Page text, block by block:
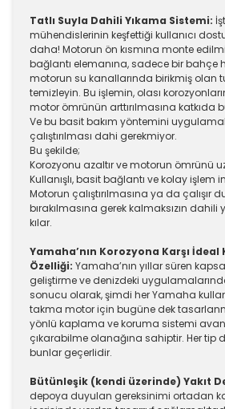
Tatlı Suyla Dahili Yıkama Sistemi:
mühendislerinin keşfettiği kullanıcı
daha! Motorun ön kısmına monte
bağlantı elemanına, sadece bir bahçe
motorun su kanallarında birikmiş olan
temizleyin. Bu işlemin, olası
motor ömrünün arttırılmasına katkıda
Ve bu basit bakım yöntemini
çalıştırılması dahi gerekmiyor.
Bu şekilde;
Korozyonu azaltır ve motorun ömrünü
Kullanışlı, basit bağlantı ve kolay işlem
Motorun çalıştırılmasına ya da çalışır
bırakılmasına gerek kalmaksızın dahili
kılar.
Yamaha’nın Korozyona Karşı İdeal
Özelliği: Yamaha’nın yıllar süren
geliştirme ve denizdeki
sonucu olarak, şimdi her Yamaha
takma motor için bugüne dek
yönlü kaplama ve koruma sistemi
çıkarabilme olanağına sahiptir. Her tip
bunlar geçerlidir.
Bütünleşik (kendi üzerinde) Yakıt
depoya duyulan gereksinimi ortadan